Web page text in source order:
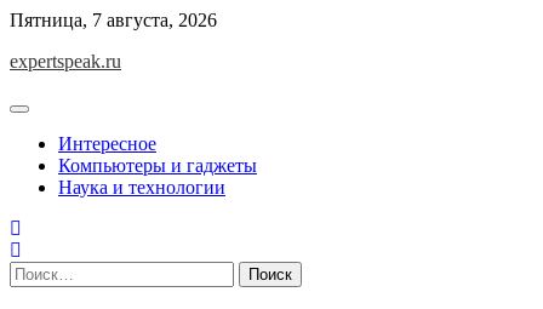
Skip
content
Пятница, 7 августа, 2026
expertspeak.ru
Интересное
Компьютеры и гаджеты
Наука и технологии
Найти: